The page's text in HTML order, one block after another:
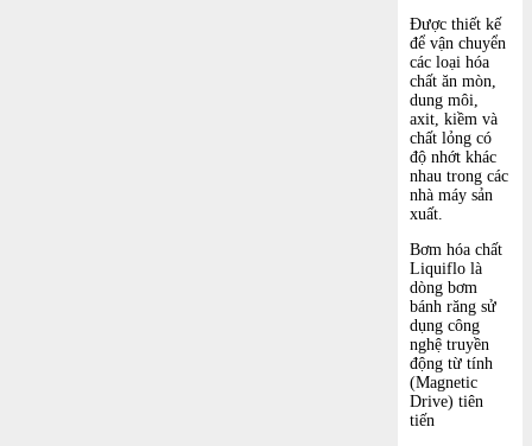
Được thiết kế
để vận chuyển
các loại hóa
chất ăn mòn,
dung môi,
axit, kiềm và
chất lỏng có
độ nhớt khác
nhau trong các
nhà máy sản
xuất.
Bơm hóa chất
Liquiflo là
dòng bơm
bánh răng sử
dụng công
nghệ truyền
động từ tính
(Magnetic
Drive) tiên
tiến